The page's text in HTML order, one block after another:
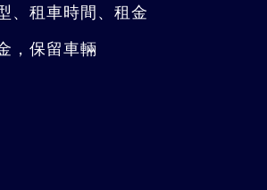
、租車時間、租金
，保留車輛